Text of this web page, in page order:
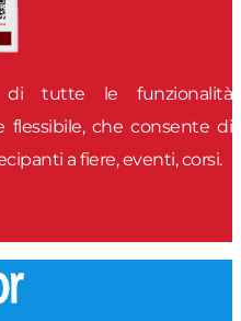
di tutte le funzionalità
flessibile, che consente di
a fiere, eventi, corsi.